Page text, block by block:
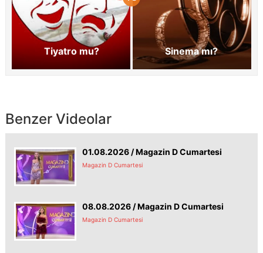
Tiyatro mu? Sinema mı?
Benzer Videolar
01.08.2026 / Magazin D Cumartesi
Magazin D Cumartesi
08.08.2026 / Magazin D Cumartesi
Magazin D Cumartesi